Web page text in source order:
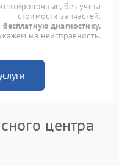
без учета
стоимости запчастей.
диагностику.
на неисправность.
центра